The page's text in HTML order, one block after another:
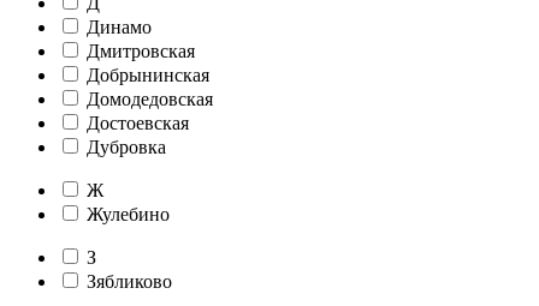
Динамо
Дмитровская
Добрынинская
Домодедовская
Достоевская
Дубровка
Ж
Жулебино
З
Зябликово